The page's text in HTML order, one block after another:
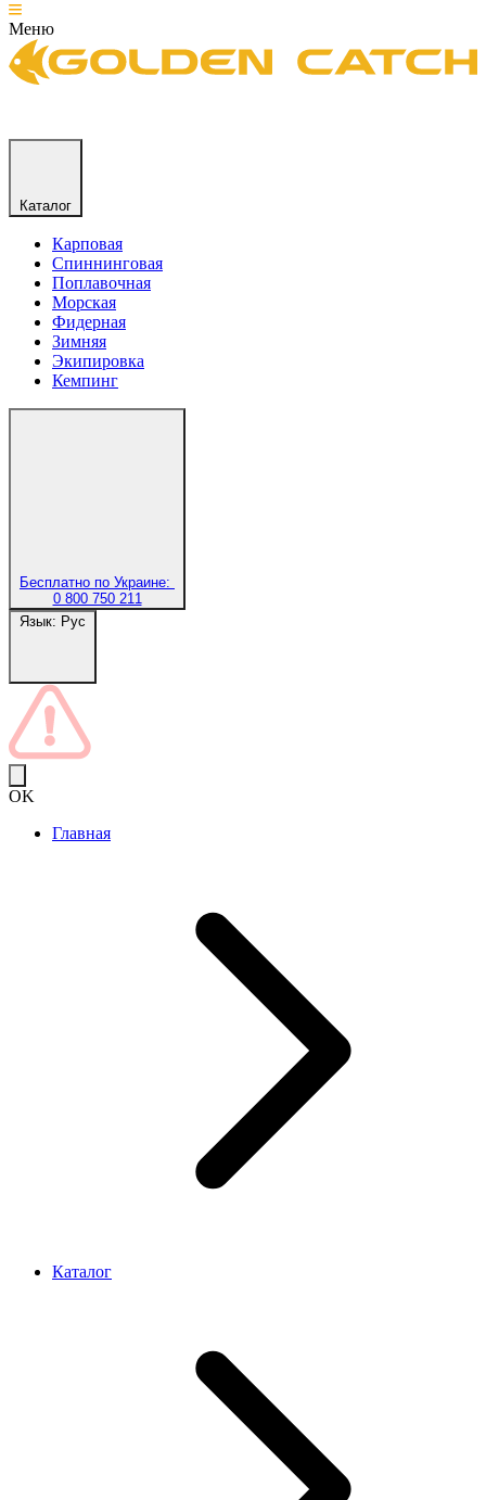
Меню
Каталог
Карповая
Спиннинговая
Поплавочная
Морская
Фидерная
Зимняя
Экипировка
Кемпинг
Бесплатно по Украине:
0 800 750 211
Язык: Рус
OK
Главная
Каталог